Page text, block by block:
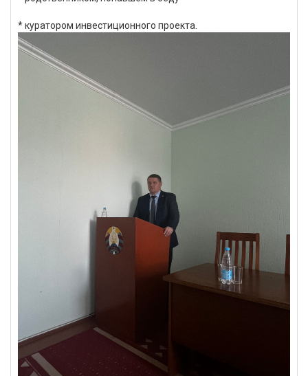
* куратором инвестиционного проекта.